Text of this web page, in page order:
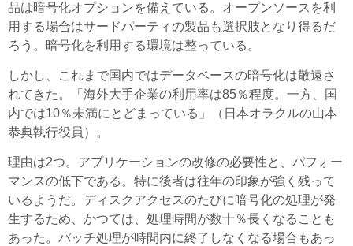
品は暗号化オプションを備えている。オープンソースを利
用する場合はサードパーティの製品も選択肢となり得るだ
ろう。暗号化を利用する環境は整っている。
しかし、これまで国内ではデータベースの暗号化は敬遠さ
れてきた。「海外大手企業の利用率は85％程度。一方、国
内では10％未満にとどまっている」（日本オラクルの山本
恭典執行役員）。
理由は2つ。アプリケーションの改修の必要性と、パフォー
マンスの低下である。特に後者は往年の印象が強く残って
いるようだ。ディスクアクセスのたびに暗号化の処理が発
生するため、かつては、処理時間が数十％長くなることも
あった。バッチ処理が時間内に終了しなくなる場合もあっ